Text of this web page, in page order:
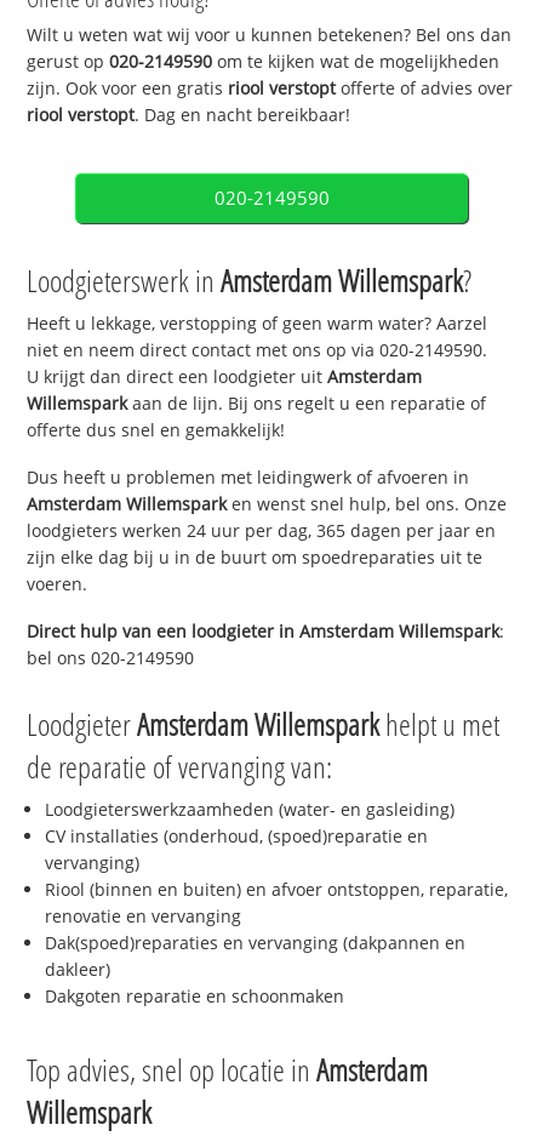
Wilt u weten wat wij voor u kunnen betekenen? Bel ons dan
gerust op020-2149590 om te kijken wat de mogelijkheden
zijn. Ook voor een gratis riool verstoptofferte of advies over
riool verstopt. Dag en nacht bereikbaar!
020-2149590
Loodgieterswerk inAmsterdam Willemspark?
Heeft u lekkage, verstopping of geen warm water? Aarzel
niet en neem direct contact met ons op via 020-2149590.
U krijgt dan direct een loodgieter uitAmsterdam
Willemsparkaan de lijn. Bij ons regelt u een reparatie of
offerte dus snel en gemakkelijk!
Dus heeft u problemen met leidingwerk of afvoeren in
Amsterdam Willemsparken wenst snel hulp, bel ons. Onze
loodgieters werken 24 uur per dag, 365 dagen per jaar en
zijn elke dag bij u in de buurt om spoedreparaties uit te
voeren.
Direct hulp van een loodgieter inAmsterdam Willemspark:
bel ons 020-2149590
LoodgieterAmsterdam Willemsparkhelpt u met
de reparatie of vervanging van:
Loodgieterswerkzaamheden (water- en gasleiding)
CV installaties (onderhoud, (spoed)reparatie en
vervanging)
Riool (binnen en buiten) en afvoer ontstoppen, reparatie,
renovatie en vervanging
Dak(spoed)reparaties en vervanging (dakpannen en
dakleer)
Dakgoten reparatie en schoonmaken
Top advies, snel op locatie inAmsterdam
Willemspark